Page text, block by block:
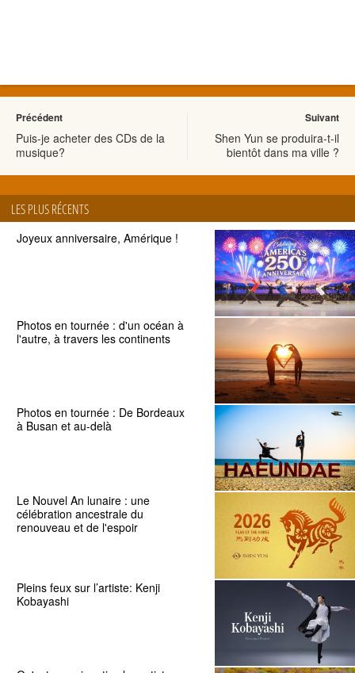
Précédent
Puis-je acheter des CDs de la
musique?
Suivant
Shen Yun se produira-t-il
bientôt dans ma ville ?
LES PLUS RÉCENTS
Joyeux anniversaire, Amérique !
Photos en tournée : d'un océan à
l'autre, à travers les continents
Photos en tournée : De Bordeaux
à Busan et au-delà
Le Nouvel An lunaire : une
célébration ancestrale du
renouveau et de l'espoir
Pleins feux sur l’artiste: Kenji
Kobayashi